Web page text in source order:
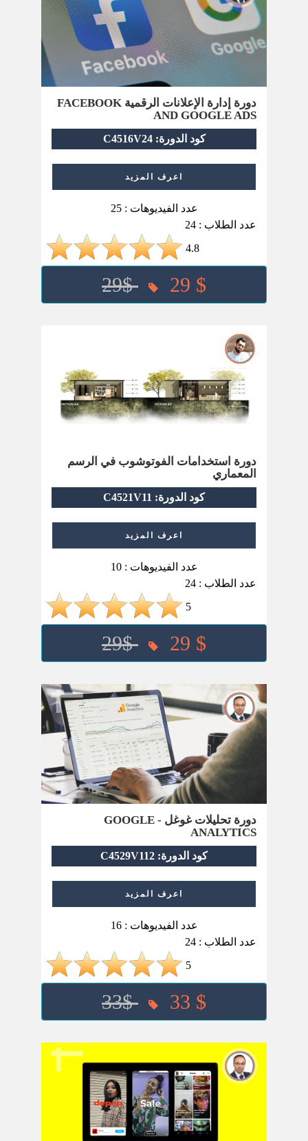
دورة إدارة الإعلانات الرقمية FACEBOOK
AND GOOGLE ADS
كود الدورة: C4516V24
اعرف المزيد
عدد الفيديوهات : 25
عدد الطلاب : 24
4.8
29$ 29 $
دورة استخدامات الفوتوشوب في الرسم
المعماري
كود الدورة: C4521V11
اعرف المزيد
عدد الفيديوهات : 10
عدد الطلاب : 24
5
29$ 29 $
دورة تحليلات غوغل - GOOGLE
ANALYTICS
كود الدورة: C4529V112
اعرف المزيد
عدد الفيديوهات : 16
عدد الطلاب : 24
5
33$ 33 $